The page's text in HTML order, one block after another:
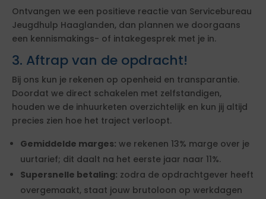
Ontvangen we een positieve reactie van Servicebureau
Jeugdhulp Haaglanden, dan plannen we doorgaans
een kennismakings- of intakegesprek met je in.
3. Aftrap van de opdracht!
Bij ons kun je rekenen op openheid en transparantie.
Doordat we direct schakelen met zelfstandigen,
houden we de inhuurketen overzichtelijk en kun jij altijd
precies zien hoe het traject verloopt.
Gemiddelde marges: we rekenen 13% marge over je
uurtarief; dit daalt na het eerste jaar naar 11%.
Supersnelle betaling: zodra de opdrachtgever heeft
overgemaakt, staat jouw brutoloon op werkdagen